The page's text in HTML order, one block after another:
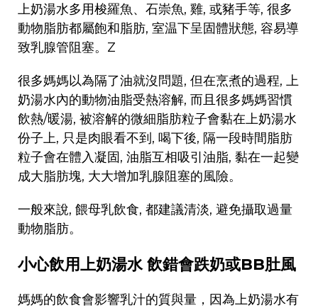
上奶湯水多用梭羅魚、石崇魚, 雞, 或豬手等, 很多
動物脂肪都屬飽和脂肪, 室温下呈固體狀態, 容易導
致乳腺管阻塞。Z
很多媽媽以為隔了油就沒問題, 但在烹煮的過程, 上
奶湯水內的動物油脂受熱溶解, 而且很多媽媽習慣
飲熱/暖湯, 被溶解的微細脂肪粒子會黏在上奶湯水
份子上, 只是肉眼看不到, 喝下後, 隔一段時間脂肪
粒子會在體入凝固, 油脂互相吸引油脂, 黏在一起變
成大脂肪塊, 大大增加乳腺阻塞的風險。
一般來說, 餵母乳飲食, 都建議清淡, 避免攝取過量
動物脂肪。
小心飲用上奶湯水 飲錯會跌奶或BB肚風
媽媽的飲食會影響乳汁的質與量，因為上奶湯水有